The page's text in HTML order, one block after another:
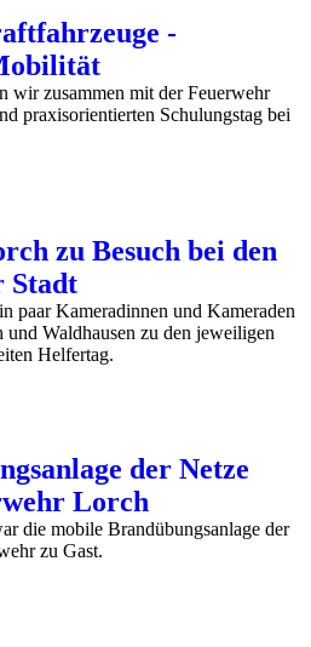
-
wir zusammen mit der Feuerwehr
praxisorientierten Schulungstag bei
zu Besuch bei den
Stadt
paar Kameradinnen und Kameraden
Waldhausen zu den jeweiligen
Helfertag.
der Netze
Lorch
die mobile Brandübungsanlage der
zu Gast.